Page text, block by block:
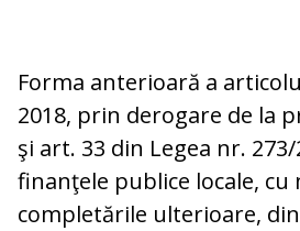
Forma anterioară a
2018, prin derogare de la
şi art. 33 din Legea nr.
finanţele publice locale, cu
completările ulterioare,